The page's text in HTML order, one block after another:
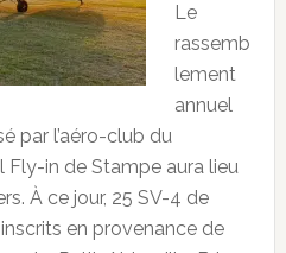
Le
rassemb
lement
annuel
par l’aéro-club du
Fly-in de Stampe aura lieu
À ce jour, 25 SV-4 de
en provenance de